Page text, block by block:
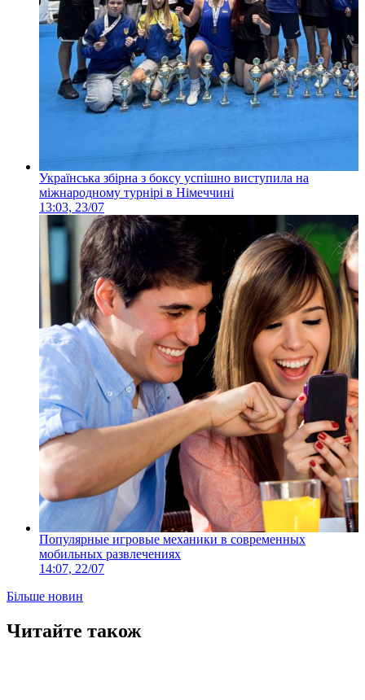
Українська збірна з боксу успішно виступила на
міжнародному турнірі в Німеччині
13:03, 23/07
Популярные игровые механики в современных
мобильных развлечениях
14:07, 22/07
Більше новин
Читайте також